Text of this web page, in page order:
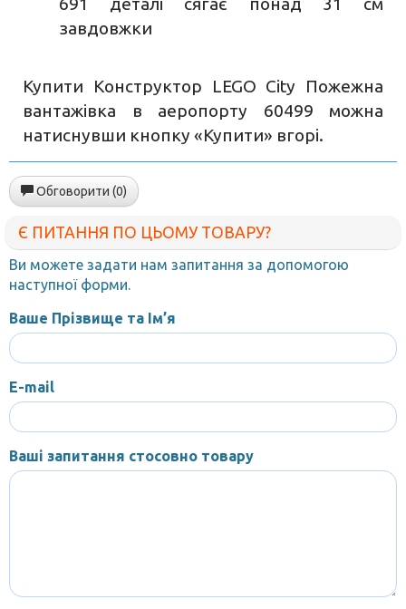
завдовжки
Купити Конструктор LEGO City Пожежна
вантажівка в аеропорту 60499 можна
натиснувши кнопку «Купити» вгорі.
Обговорити (0)
Є ПИТАННЯ ПО ЦЬОМУ ТОВАРУ?
Ви можете задати нам запитання за допомогою
наступної форми.
Ваше Прізвище та Ім’я
E-mail
Ваші запитання стосовно товару